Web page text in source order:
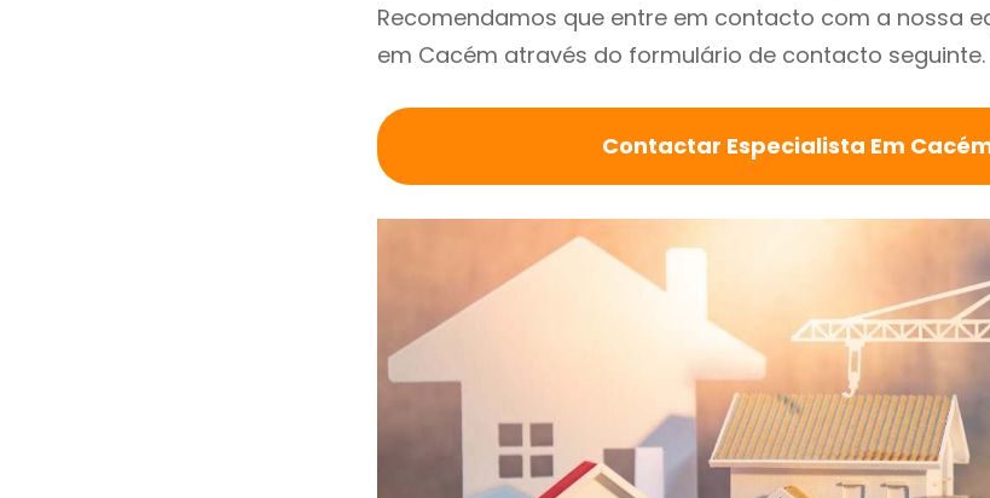
Recomendamos que entre em contacto com a nossa
em Cacém através do formulário de contacto seguinte.
Contactar Especialista Em